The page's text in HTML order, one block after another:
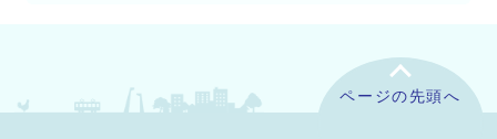
ページの先頭へ